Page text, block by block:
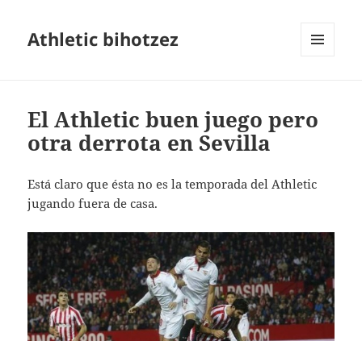
Athletic bihotzez
El Athletic buen juego pero
otra derrota en Sevilla
Está claro que ésta no es la temporada del Athletic
jugando fuera de casa.